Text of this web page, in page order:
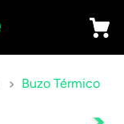
Buzo Térmico